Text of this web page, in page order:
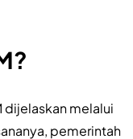
dijelaskan melalui
pemerintah